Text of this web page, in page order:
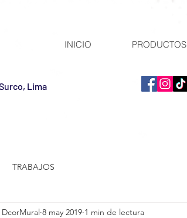
INICIO PRODUCTOS
Lima
TRABAJOS
DcorMural 8 may 2019 1 min de lectura